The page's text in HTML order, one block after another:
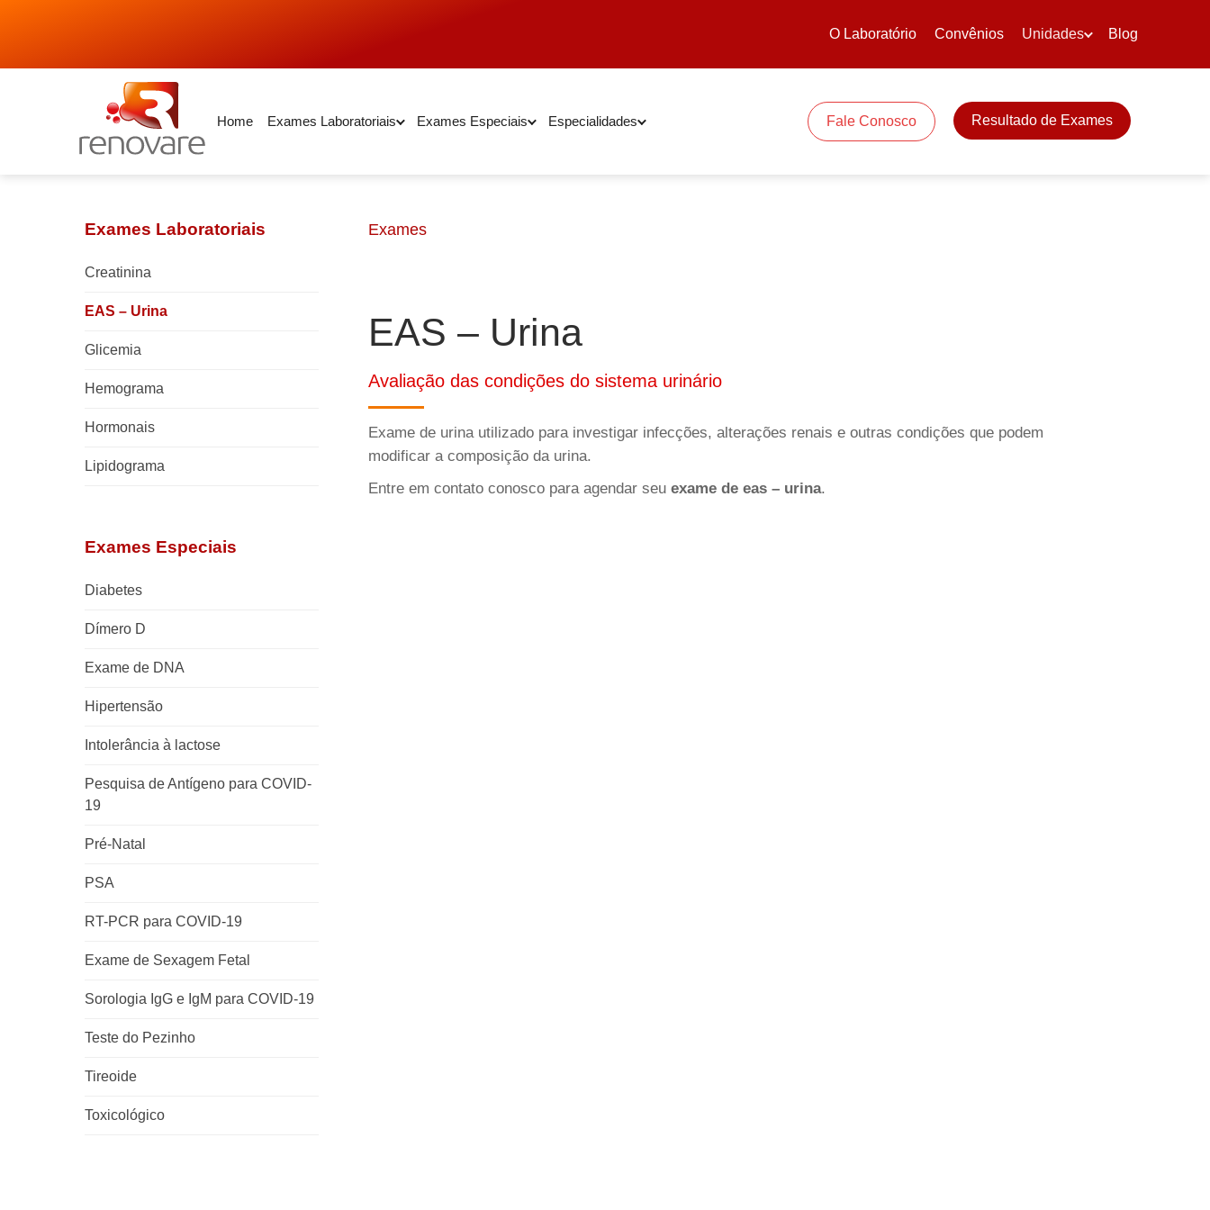
O Laboratório Convênios Unidades Blog
Home Exames Laboratoriais Exames Especiais Especialidades Fale Conosco Resultado de Exames
Exames Laboratoriais
Creatinina
EAS – Urina
Glicemia
Hemograma
Hormonais
Lipidograma
Exames Especiais
Diabetes
Dímero D
Exame de DNA
Hipertensão
Intolerância à lactose
Pesquisa de Antígeno para COVID-
19
Pré-Natal
PSA
RT-PCR para COVID-19
Exame de Sexagem Fetal
Sorologia IgG e IgM para COVID-19
Teste do Pezinho
Tireoide
Toxicológico
Exames
EAS – Urina
Avaliação das condições do sistema urinário
Exame de urina utilizado para investigar infecções, alterações renais e outras condições que podem
modificar a composição da urina.
Entre em contato conosco para agendar seuexame de eas – urina.